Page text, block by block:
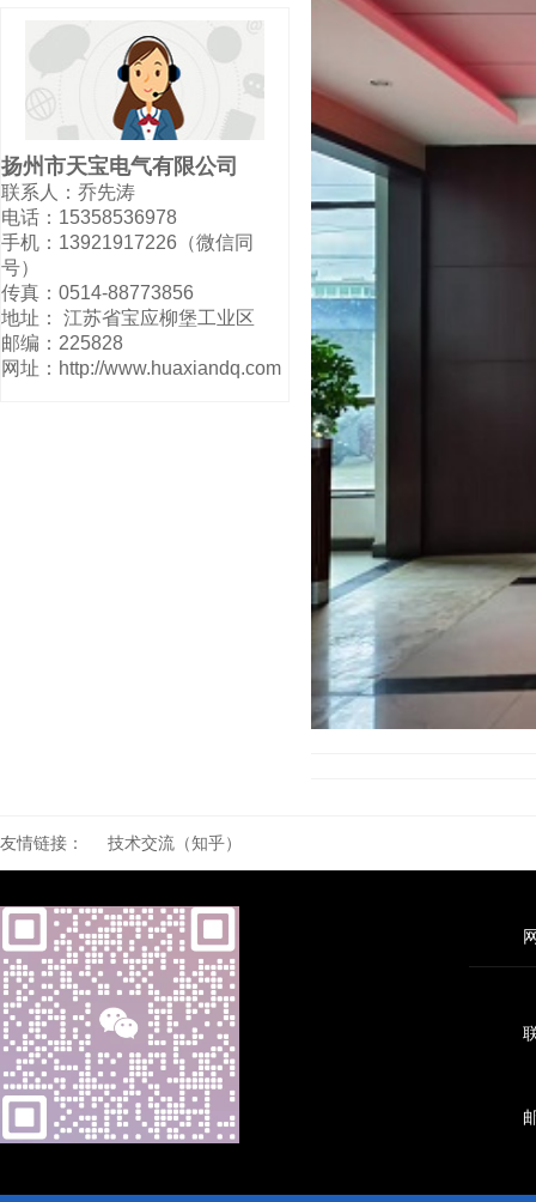
扬州市天宝电气有限公司
联系人：乔先涛
电话：15358536978
手机：13921917226（微信同
号）
传真：0514-88773856
地址： 江苏省宝应柳堡工业区
邮编：225828
网址：http://www.huaxiandq.com
友情链接： 技术交流（知乎）